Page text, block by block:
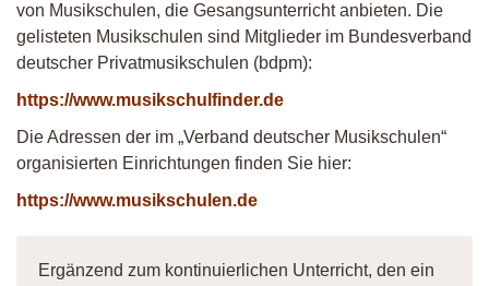
von Musikschulen, die Gesangsunterricht anbieten. Die
gelisteten Musikschulen sind Mitglieder im Bundesverband
deutscher Privatmusikschulen (bdpm):
https://www.musikschulfinder.de
Die Adressen der im „Verband deutscher Musikschulen“
organisierten Einrichtungen finden Sie hier:
https://www.musikschulen.de
Ergänzend zum kontinuierlichen Unterricht, den ein